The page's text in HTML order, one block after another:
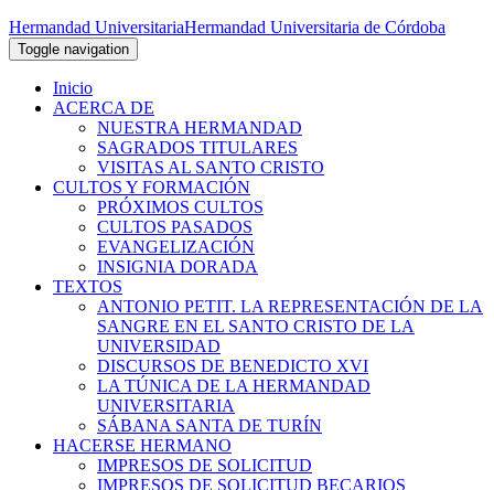
Hermandad UniversitariaHermandad Universitaria de Córdoba
Toggle navigation
Inicio
ACERCA DE
NUESTRA HERMANDAD
SAGRADOS TITULARES
VISITAS AL SANTO CRISTO
CULTOS Y FORMACIÓN
PRÓXIMOS CULTOS
CULTOS PASADOS
EVANGELIZACIÓN
INSIGNIA DORADA
TEXTOS
ANTONIO PETIT. LA REPRESENTACIÓN DE LA
SANGRE EN EL SANTO CRISTO DE LA
UNIVERSIDAD
DISCURSOS DE BENEDICTO XVI
LA TÚNICA DE LA HERMANDAD
UNIVERSITARIA
SÁBANA SANTA DE TURÍN
HACERSE HERMANO
IMPRESOS DE SOLICITUD
IMPRESOS DE SOLICITUD BECARIOS